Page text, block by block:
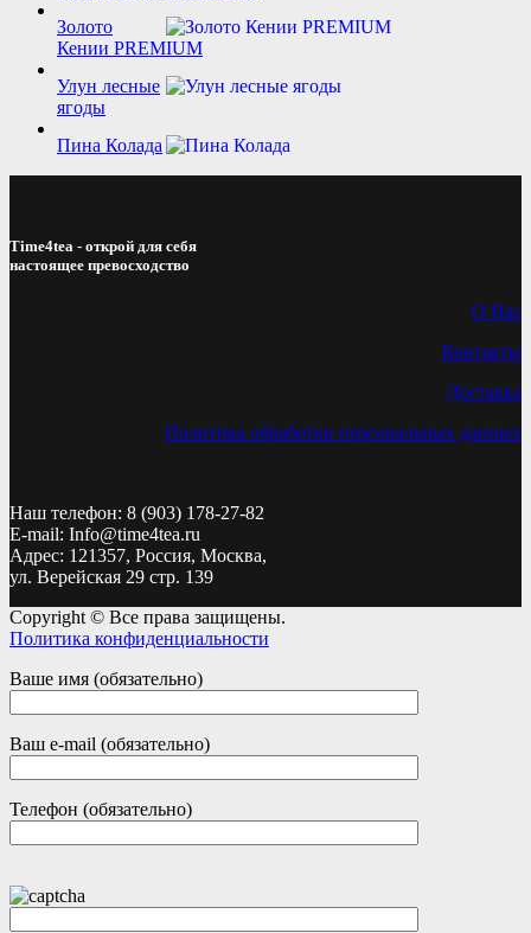
Золото
Кении PREMIUM
Улун лесные
ягоды
Пина Колада
Time4tea - открой для себя
настоящее превосходство
О Нас
Контакты
Доставка
Политика обработки персональных данных
Наш телефон: 8 (903) 178-27-82
E-mail: Info@time4tea.ru
Адрес: 121357, Россия, Москва,
ул. Верейская 29 стр. 139
Copyright © Все права защищены.
Политика конфиденциальности
Ваше имя (обязательно)
Ваш e-mail (обязательно)
Телефон (обязательно)